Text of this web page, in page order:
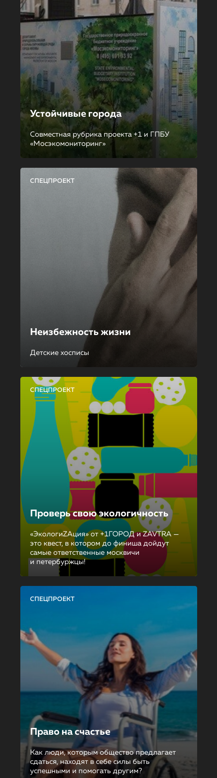
Устойчивые города
Совместная рубрика проекта +1 и ГПБУ
«Мосэкомониторинг»
СПЕЦПРОЕКТ
Неизбежность жизни
Детские хосписы
СПЕЦПРОЕКТ
Проверь свою экологичность
«ЭкологиZAция» от +1ГОРОД и ZAVTRA —
это квест, в котором до финиша дойдут
самые ответственные москвичи
и петербуржцы!
СПЕЦПРОЕКТ
Право на счастье
Как люди, которым общество предлагает
сдаться, находят в себе силы быть
успешными и помогать другим?